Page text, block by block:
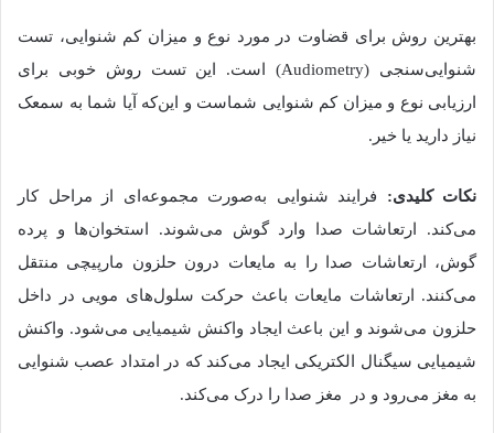
بهترین روش برای قضاوت در مورد نوع و میزان کم شنوایی، تست
شنوایی‌سنجی (Audiometry) است. این تست روش خوبی برای
ارزیابی نوع و میزان کم شنوایی شماست و این‌که آیا شما به سمعک
نیاز دارید یا خیر.
نکات کلیدی: فرایند شنوایی به‌صورت مجموعه‌ای از مراحل کار
می‌کند. ارتعاشات صدا وارد گوش می‌شوند. استخوان‌ها و پرده
گوش، ارتعاشات صدا را به مایعات درون حلزون مارپیچی منتقل
می‌کنند. ارتعاشات مایعات باعث حرکت سلول‌های مویی در داخل
حلزون می‌شوند و این باعث ایجاد واکنش شیمیایی می‌شود. واکنش
شیمیایی سیگنال الکتریکی ایجاد می‌کند که در امتداد عصب شنوایی
به مغز می‌رود و در مغز صدا را درک می‌کند.